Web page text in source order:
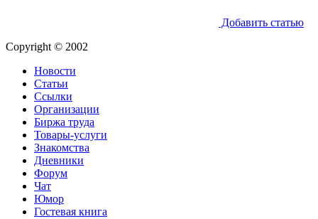
Добавить статью
Copyright © 2002
Новости
Статьи
Ссылки
Организации
Биржа труда
Товары-услуги
Знакомства
Дневники
Форум
Чат
Юмор
Гостевая книга